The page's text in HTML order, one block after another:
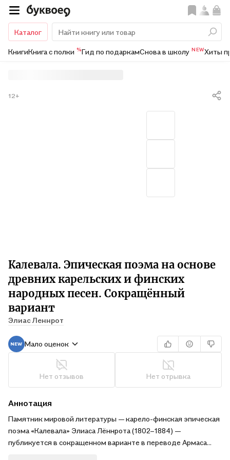
Каталог
КнигиКнига с полки %Гид по подаркамСнова в школу NEWХиты
Калевала. Эпическая поэма на основе
древних карельских и финских
народных песен. Сокращённый
вариант
Элиас Леннрот
12+
Мало оценок
Нет отзывов Нет отрывка
Аннотация
Памятник мировой литературы — карело-финская эпическая
поэма «Калевала» Элиаса Лённрота (1802–1884) —
публикуется в сокращенном варианте в переводе Армаса